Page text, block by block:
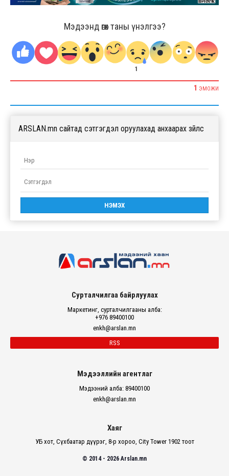
Мэдээнд өгөх таны үнэлгээ?
1
1 ЭМОЖИ
ARSLAN.mn сайтад сэтгэгдэл оруулахад анхаарах зүйлс
Сурталчилгаа байрлуулах
Маркетинг, сурталчилгааны алба:
+976 89400100
enkh@arslan.mn
RSS
Мэдээллийн агентлаг
Мэдээний алба: 89400100
enkh@arslan.mn
Хаяг
УБ хот, Сүхбаатар дүүрэг, 8-р хороо, City Tower 1902 тоот
© 2014 - 2026 Arslan.mn